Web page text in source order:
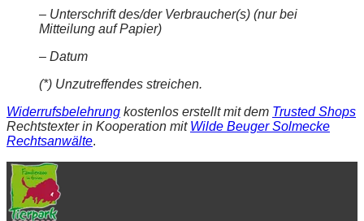
– Unterschrift des/der Verbraucher(s) (nur bei
Mitteilung auf Papier)
– Datum
(*) Unzutreffendes streichen.
Widerrufsbelehrung kostenlos erstellt mit dem Trusted Shops
Rechtstexter in Kooperation mit Wilde Beuger Solmecke
Rechtsanwälte.